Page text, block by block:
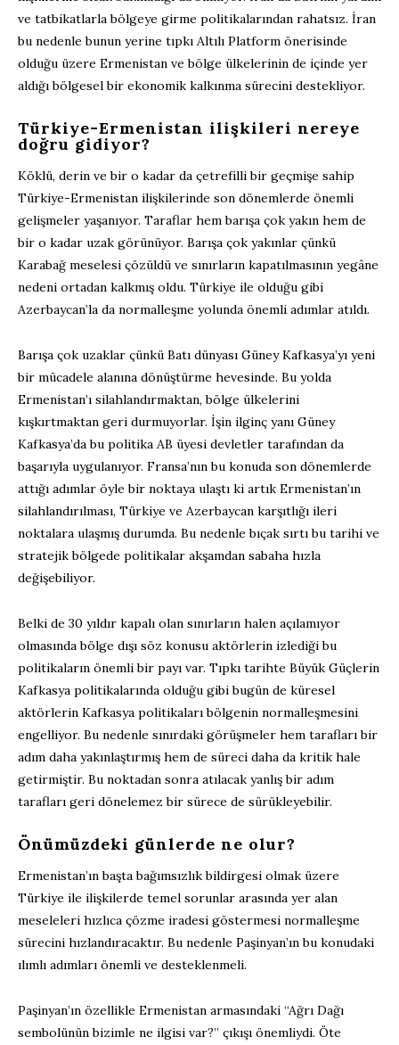
ve tatbikatlarla bölgeye girme politikalarından rahatsız. İran
bu nedenle bunun yerine tıpkı Altılı Platform önerisinde
olduğu üzere Ermenistan ve bölge ülkelerinin de içinde yer
aldığı bölgesel bir ekonomik kalkınma sürecini destekliyor.
Türkiye-Ermenistan ilişkileri nereye
doğru gidiyor?
Köklü, derin ve bir o kadar da çetrefilli bir geçmişe sahip
Türkiye-Ermenistan ilişkilerinde son dönemlerde önemli
gelişmeler yaşanıyor. Taraflar hem barışa çok yakın hem de
bir o kadar uzak görünüyor. Barışa çok yakınlar çünkü
Karabağ meselesi çözüldü ve sınırların kapatılmasının yegâne
nedeni ortadan kalkmış oldu. Türkiye ile olduğu gibi
Azerbaycan’la da normalleşme yolunda önemli adımlar atıldı.
Barışa çok uzaklar çünkü Batı dünyası Güney Kafkasya’yı yeni
bir mücadele alanına dönüştürme hevesinde. Bu yolda
Ermenistan’ı silahlandırmaktan, bölge ülkelerini
kışkırtmaktan geri durmuyorlar. İşin ilginç yanı Güney
Kafkasya’da bu politika AB üyesi devletler tarafından da
başarıyla uygulanıyor. Fransa’nın bu konuda son dönemlerde
attığı adımlar öyle bir noktaya ulaştı ki artık Ermenistan’ın
silahlandırılması, Türkiye ve Azerbaycan karşıtlığı ileri
noktalara ulaşmış durumda. Bu nedenle bıçak sırtı bu tarihi ve
stratejik bölgede politikalar akşamdan sabaha hızla
değişebiliyor.
Belki de 30 yıldır kapalı olan sınırların halen açılamıyor
olmasında bölge dışı söz konusu aktörlerin izlediği bu
politikaların önemli bir payı var. Tıpkı tarihte Büyük Güçlerin
Kafkasya politikalarında olduğu gibi bugün de küresel
aktörlerin Kafkasya politikaları bölgenin normalleşmesini
engelliyor. Bu nedenle sınırdaki görüşmeler hem tarafları bir
adım daha yakınlaştırmış hem de süreci daha da kritik hale
getirmiştir. Bu noktadan sonra atılacak yanlış bir adım
tarafları geri dönelemez bir sürece de sürükleyebilir.
Önümüzdeki günlerde ne olur?
Ermenistan’ın başta bağımsızlık bildirgesi olmak üzere
Türkiye ile ilişkilerde temel sorunlar arasında yer alan
meseleleri hızlıca çözme iradesi göstermesi normalleşme
sürecini hızlandıracaktır. Bu nedenle Paşinyan’ın bu konudaki
ılımlı adımları önemli ve desteklenmeli.
Paşinyan’ın özellikle Ermenistan armasındaki “Ağrı Dağı
sembolünün bizimle ne ilgisi var?” çıkışı önemliydi. Öte